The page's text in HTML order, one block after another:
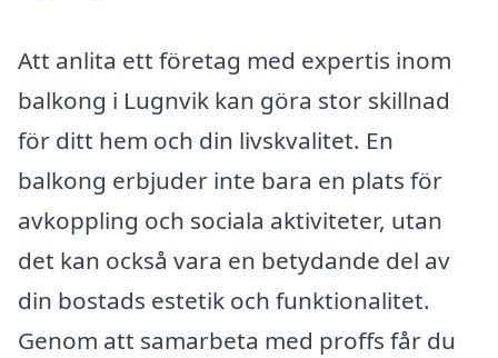
Att anlita ett företag med expertis inom
balkong i Lugnvik kan göra stor skillnad
för ditt hem och din livskvalitet. En
balkong erbjuder inte bara en plats för
avkoppling och sociala aktiviteter, utan
det kan också vara en betydande del av
din bostads estetik och funktionalitet.
Genom att samarbeta med proffs får du